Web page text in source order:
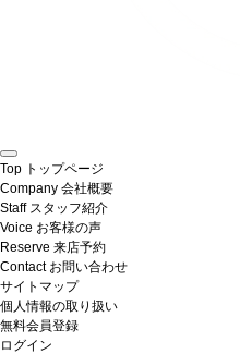
Top トップページ
Company 会社概要
Staff スタッフ紹介
Voice お客様の声
Reserve 来店予約
Contact お問い合わせ
サイトマップ
個人情報の取り扱い
無料会員登録
ログイン